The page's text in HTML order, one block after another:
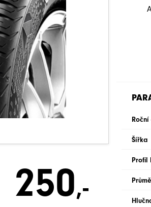
250,-
Šířka
Profil